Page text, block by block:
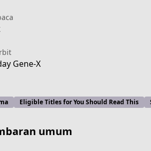
Gene-X
Eligible Titles for You Should Read This
umum